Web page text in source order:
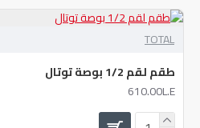
TOTAL
طقم لقم 1/2 بوصة توتال
610.00L.E